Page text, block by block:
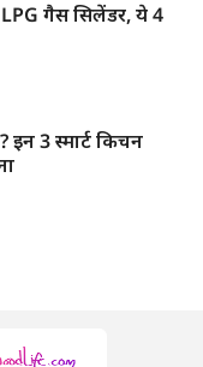
गैस सिलेंडर, ये 4
3 स्मार्ट किचन